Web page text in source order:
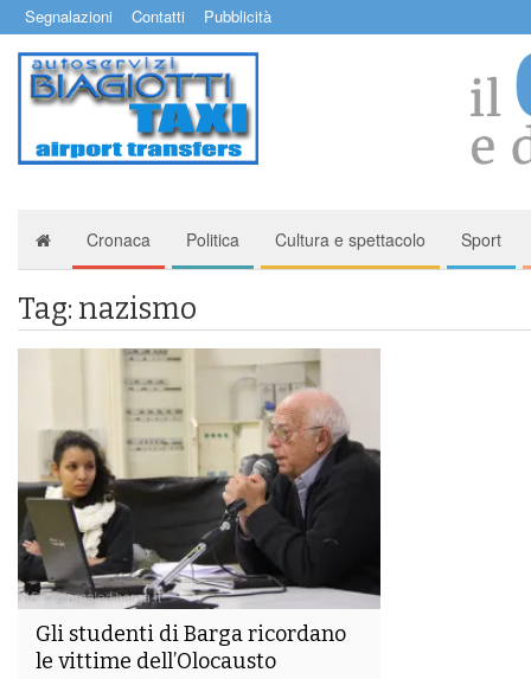
Segnalazioni Contatti Pubblicità
Cronaca Politica Cultura e spettacolo Sport
Tag: nazismo
Gli studenti di Barga ricordano
le vittime dell’Olocausto